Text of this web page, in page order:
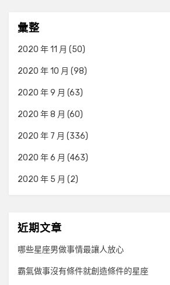
彙整
2020 年 11 月 (50)
2020 年 10 月 (98)
2020 年 9 月 (63)
2020 年 8 月 (60)
2020 年 7 月 (336)
2020 年 6 月 (463)
2020 年 5 月 (2)
近期文章
哪些星座男做事情最讓人放心
霸氣做事沒有條件就創造條件的星座